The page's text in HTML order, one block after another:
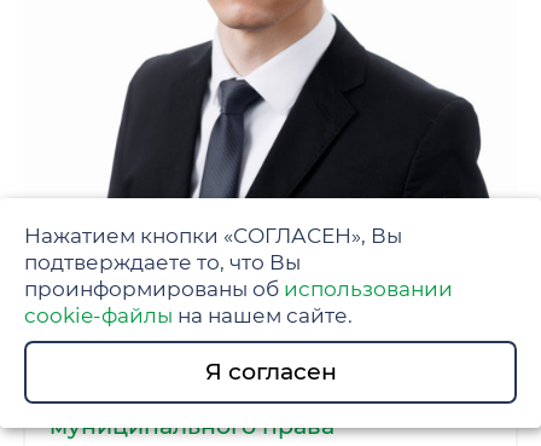
Прудентов Роман Вадимович
Кафедра конституционного и
муниципального права
Нажатием кнопки «СОГЛАСЕН», Вы
подтверждаете то, что Вы
проинформированы об использовании
cookie-файлы на нашем сайте.
Я согласен